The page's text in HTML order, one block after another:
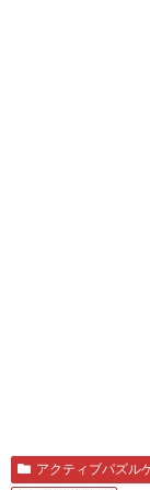
アクティブパズル